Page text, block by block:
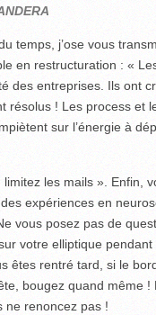
temps, j’ose vous
en restructuration : «
des entreprises. Ils ont
résolus ! Les process et
sur l’énergie à
les mails ». Enfin,
expériences en
vous posez pas de
votre elliptique pendant
êtes rentré tard, si le
bougez quand même !
ne renoncez pas !